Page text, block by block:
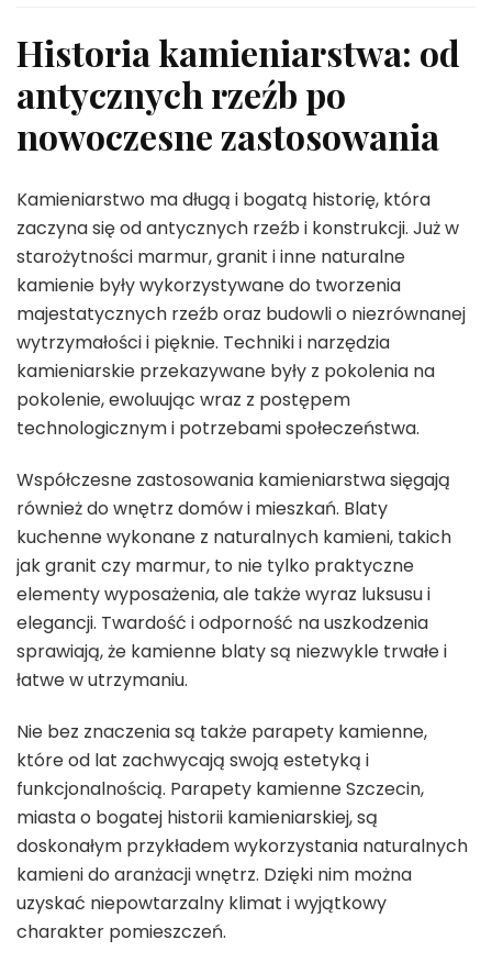
Historia kamieniarstwa: od
antycznych rzeźb po
nowoczesne zastosowania
Kamieniarstwo ma długą i bogatą historię, która
zaczyna się od antycznych rzeźb i konstrukcji. Już w
starożytności marmur, granit i inne naturalne
kamienie były wykorzystywane do tworzenia
majestatycznych rzeźb oraz budowli o niezrównanej
wytrzymałości i pięknie. Techniki i narzędzia
kamieniarskie przekazywane były z pokolenia na
pokolenie, ewoluując wraz z postępem
technologicznym i potrzebami społeczeństwa.
Współczesne zastosowania kamieniarstwa sięgają
również do wnętrz domów i mieszkań. Blaty
kuchenne wykonane z naturalnych kamieni, takich
jak granit czy marmur, to nie tylko praktyczne
elementy wyposażenia, ale także wyraz luksusu i
elegancji. Twardość i odporność na uszkodzenia
sprawiają, że kamienne blaty są niezwykle trwałe i
łatwe w utrzymaniu.
Nie bez znaczenia są także parapety kamienne,
które od lat zachwycają swoją estetyką i
funkcjonalnością. Parapety kamienne Szczecin,
miasta o bogatej historii kamieniarskiej, są
doskonałym przykładem wykorzystania naturalnych
kamieni do aranżacji wnętrz. Dzięki nim można
uzyskać niepowtarzalny klimat i wyjątkowy
charakter pomieszczeń.